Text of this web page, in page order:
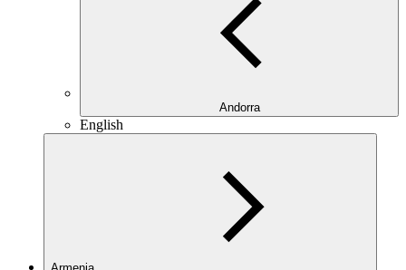
Andorra
English